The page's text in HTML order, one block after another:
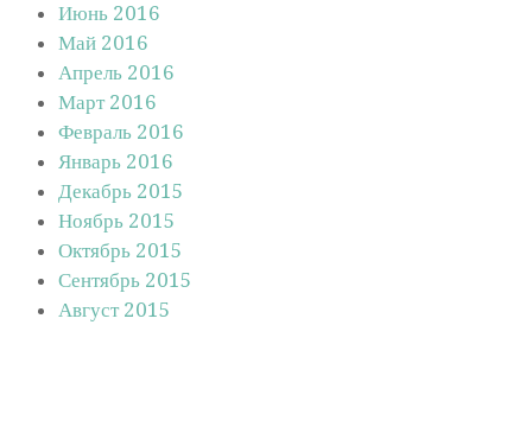
Июнь 2016
Май 2016
Апрель 2016
Март 2016
Февраль 2016
Январь 2016
Декабрь 2015
Ноябрь 2015
Октябрь 2015
Сентябрь 2015
Август 2015